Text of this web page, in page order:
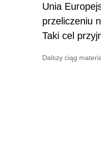
Unia
przeliczeniu
Taki cel
Dalszy ciąg